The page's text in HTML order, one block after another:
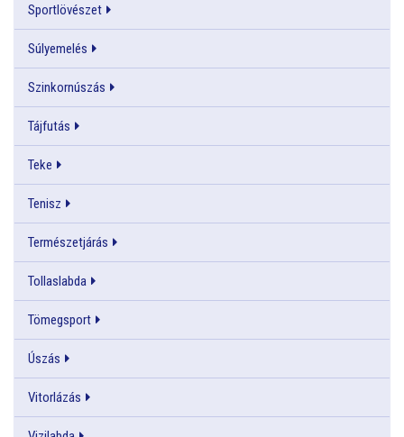
Sportlövészet
Súlyemelés
Szinkornúszás
Tájfutás
Teke
Tenisz
Természetjárás
Tollaslabda
Tömegsport
Úszás
Vitorlázás